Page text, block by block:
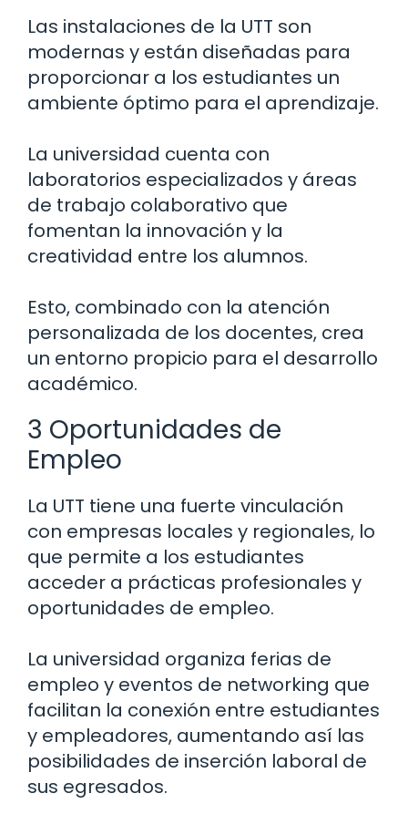
Las instalaciones de la UTT son
modernas y están diseñadas para
proporcionar a los estudiantes un
ambiente óptimo para el aprendizaje.
La universidad cuenta con
laboratorios especializados y áreas
de trabajo colaborativo que
fomentan la innovación y la
creatividad entre los alumnos.
Esto, combinado con la atención
personalizada de los docentes, crea
un entorno propicio para el desarrollo
académico.
3 Oportunidades de
Empleo
La UTT tiene una fuerte vinculación
con empresas locales y regionales, lo
que permite a los estudiantes
acceder a prácticas profesionales y
oportunidades de empleo.
La universidad organiza ferias de
empleo y eventos de networking que
facilitan la conexión entre estudiantes
y empleadores, aumentando así las
posibilidades de inserción laboral de
sus egresados.